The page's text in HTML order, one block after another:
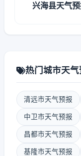
兴海县天气
热门城市天气
清远市天气预报
中卫市天气预报
昌都市天气预报
基隆市天气预报